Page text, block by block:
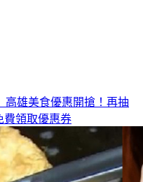
高雄美食優惠開搶！再抽
領取優惠券